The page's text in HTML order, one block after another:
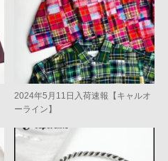
2024年5月11日入荷速報【キャルオ
ーライン】